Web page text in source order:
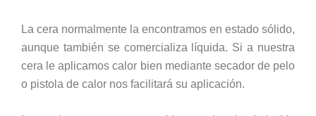
La cera normalmente la encontramos en estado sólido,
aunque también se comercializa líquida. Si a nuestra
cera le aplicamos calor bien mediante secador de pelo
o pistola de calor nos facilitará su aplicación.